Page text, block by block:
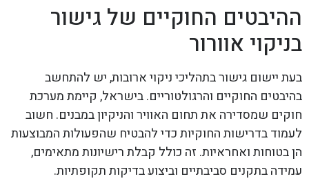
ההיבטים החוקיים של גישור
בניקוי אוורור
בעת יישום גישור בתהליכי ניקוי ארובות, יש להתחשב
בהיבטים החוקיים והרגולטוריים. בישראל, קיימת מערכת
חוקים שמסדירה את תחום האוויר והניקיון במבנים. חשוב
לעמוד בדרישות החוקיות כדי להבטיח שהפעולות המבוצעות
הן בטוחות ואחראיות. זה כולל קבלת רישיונות מתאימים,
עמידה בתקנים סביבתיים וביצוע בדיקות תקופתיות.